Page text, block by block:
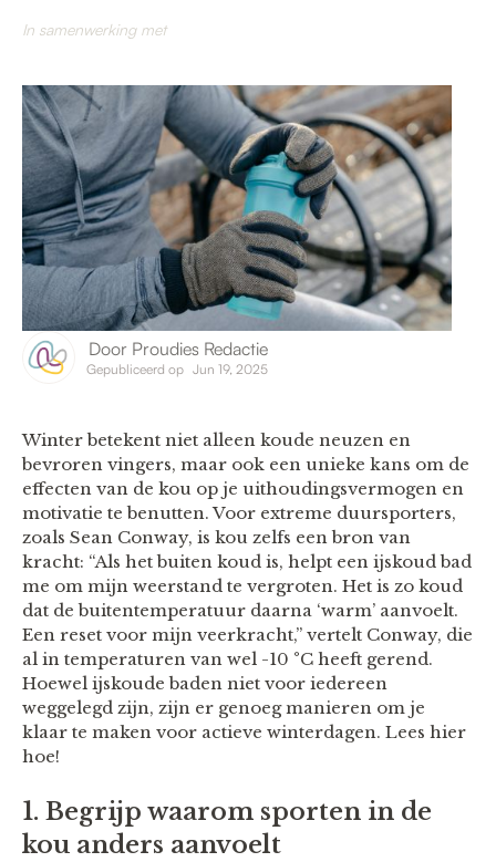
In samenwerking met
Door Proudies Redactie
Gepubliceerd op Jun 19, 2025
Winter betekent niet alleen koude neuzen en
bevroren vingers, maar ook een unieke kans om de
effecten van de kou op je uithoudingsvermogen en
motivatie te benutten. Voor extreme duursporters,
zoals Sean Conway, is kou zelfs een bron van
kracht: “Als het buiten koud is, helpt een ijskoud bad
me om mijn weerstand te vergroten. Het is zo koud
dat de buitentemperatuur daarna ‘warm’ aanvoelt.
Een reset voor mijn veerkracht,” vertelt Conway, die
al in temperaturen van wel -10 °C heeft gerend.
Hoewel ijskoude baden niet voor iedereen
weggelegd zijn, zijn er genoeg manieren om je
klaar te maken voor actieve winterdagen. Lees hier
hoe!
1. Begrijp waarom sporten in de
kou anders aanvoelt